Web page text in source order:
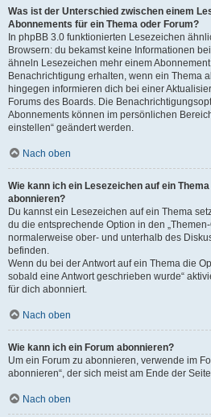
Was ist der Unterschied zwischen einem
Abonnements für ein Thema oder Forum?
In phpBB 3.0 funktionierten Lesezeichen
Browsern: du bekamst keine Informationen
ähneln Lesezeichen mehr einem
Benachrichtigung erhalten, wenn ein Thema
hingegen informieren dich bei einer
Forums des Boards. Die
Abonnements können im persönlichen
einstellen“ geändert werden.
Nach oben
Wie kann ich ein Lesezeichen auf ein
abonnieren?
Du kannst ein Lesezeichen auf ein Thema
du die entsprechende Option in den
normalerweise ober- und unterhalb des
befinden.
Wenn du bei der Antwort auf ein Thema die
sobald eine Antwort geschrieben wurde“
für dich abonniert.
Nach oben
Wie kann ich ein Forum abonnieren?
Um ein Forum zu abonnieren, verwende im
abonnieren“, der sich meist am Ende der
Nach oben